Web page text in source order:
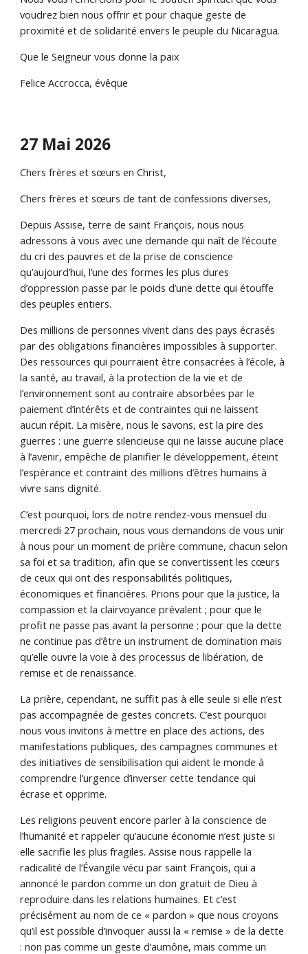
voudrez bien nous offrir et pour chaque geste de
proximité et de solidarité envers le peuple du Nicaragua.
Que le Seigneur vous donne la paix
Felice Accrocca, évêque
27 Mai 2026
Chers frères et sœurs en Christ,
Chers frères et sœurs de tant de confessions diverses,
Depuis Assise, terre de saint François, nous nous
adressons à vous avec une demande qui naît de l’écoute
du cri des pauvres et de la prise de conscience
qu’aujourd’hui, l’une des formes les plus dures
d’oppression passe par le poids d’une dette qui étouffe
des peuples entiers.
Des millions de personnes vivent dans des pays écrasés
par des obligations financières impossibles à supporter.
Des ressources qui pourraient être consacrées à l’école, à
la santé, au travail, à la protection de la vie et de
l’environnement sont au contraire absorbées par le
paiement d’intérêts et de contraintes qui ne laissent
aucun répit. La misère, nous le savons, est la pire des
guerres : une guerre silencieuse qui ne laisse aucune place
à l’avenir, empêche de planifier le développement, éteint
l’espérance et contraint des millions d’êtres humains à
vivre sans dignité.
C’est pourquoi, lors de notre rendez-vous mensuel du
mercredi 27 prochain, nous vous demandons de vous unir
à nous pour un moment de prière commune, chacun selon
sa foi et sa tradition, afin que se convertissent les cœurs
de ceux qui ont des responsabilités politiques,
économiques et financières. Prions pour que la justice, la
compassion et la clairvoyance prévalent ; pour que le
profit ne passe pas avant la personne ; pour que la dette
ne continue pas d’être un instrument de domination mais
qu’elle ouvre la voie à des processus de libération, de
remise et de renaissance.
La prière, cependant, ne suffit pas à elle seule si elle n’est
pas accompagnée de gestes concrets. C’est pourquoi
nous vous invitons à mettre en place des actions, des
manifestations publiques, des campagnes communes et
des initiatives de sensibilisation qui aident le monde à
comprendre l’urgence d’inverser cette tendance qui
écrase et opprime.
Les religions peuvent encore parler à la conscience de
l’humanité et rappeler qu’aucune économie n’est juste si
elle sacrifie les plus fragiles. Assise nous rappelle la
radicalité de l’Évangile vécu par saint François, qui a
annoncé le pardon comme un don gratuit de Dieu à
reproduire dans les relations humaines. Et c’est
précisément au nom de ce « pardon » que nous croyons
qu’il est possible d’invoquer aussi la « remise » de la dette
: non pas comme un geste d’aumône, mais comme un